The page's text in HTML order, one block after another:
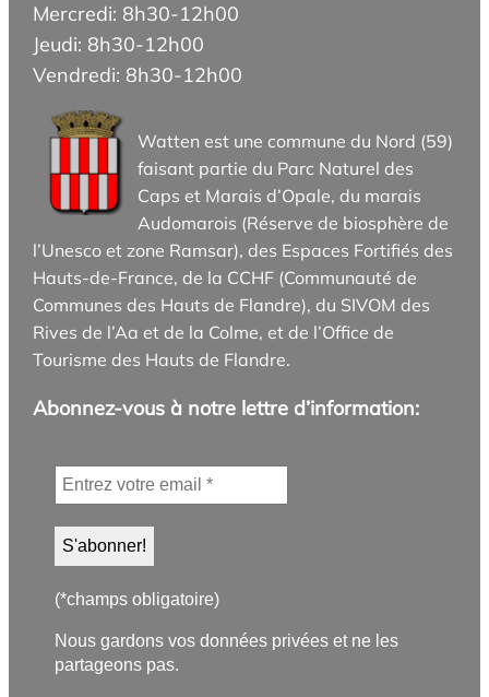
Mercredi: 8h30-12h00
Jeudi: 8h30-12h00
Vendredi: 8h30-12h00
Watten est une commune du Nord (59)
faisant partie du Parc Naturel des
Caps et Marais d’Opale, du marais
Audomarois (Réserve de biosphère de
l’Unesco et zone Ramsar), des Espaces Fortifiés des
Hauts-de-France, de la CCHF (Communauté de
Communes des Hauts de Flandre), du SIVOM des
Rives de l’Aa et de la Colme, et de l’Office de
Tourisme des Hauts de Flandre.
Abonnez-vous à notre lettre d’information:
(*champs obligatoire)
Nous gardons vos données privées et ne les
partageons pas.